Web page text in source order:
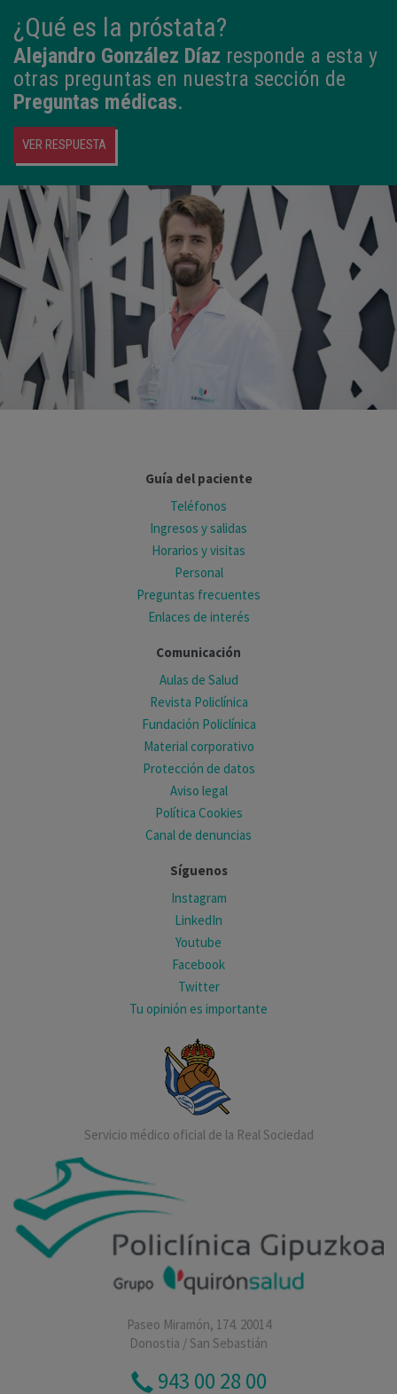
¿Qué es la próstata?
Alejandro González Díaz responde a esta y
otras preguntas en nuestra sección de
Preguntas médicas.
VER RESPUESTA
Guía del paciente
Teléfonos
Ingresos y salidas
Horarios y visitas
Personal
Preguntas frecuentes
Enlaces de interés
Comunicación
Aulas de Salud
Revista Policlínica
Fundación Policlínica
Material corporativo
Protección de datos
Aviso legal
Política Cookies
Canal de denuncias
Síguenos
Instagram
LinkedIn
Youtube
Facebook
Twitter
Tu opinión es importante
Servicio médico oficial de la Real Sociedad
Paseo Miramón, 174. 20014
Donostia / San Sebastián
943 00 28 00